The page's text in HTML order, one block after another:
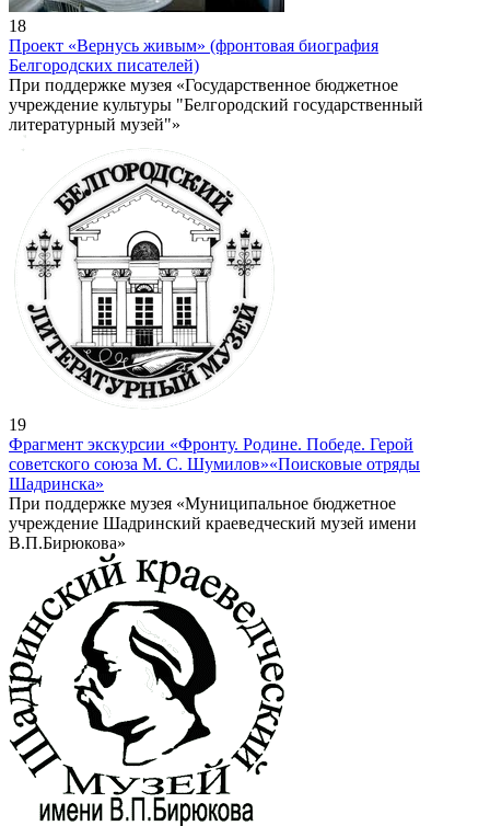
18
Проект «Вернусь живым» (фронтовая биография
Белгородских писателей)
При поддержке музея «Государственное бюджетное
учреждение культуры "Белгородский государственный
литературный музей"»
19
Фрагмент экскурсии «Фронту. Родине. Победе. Герой
советского союза М. С. Шумилов»«Поисковые отряды
Шадринска»
При поддержке музея «Муниципальное бюджетное
учреждение Шадринский краеведческий музей имени
В.П.Бирюкова»